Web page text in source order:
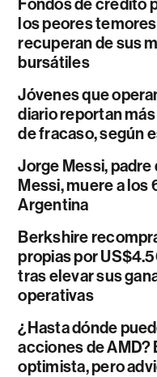
los peores
recuperan de sus
bursátiles
Jóvenes que
diario reportan
de fracaso, según
Jorge Messi, padre
Messi, muere a los
Argentina
Berkshire
propias por
tras elevar sus
operativas
¿Hasta dónde
acciones de AMD?
optimista, pero